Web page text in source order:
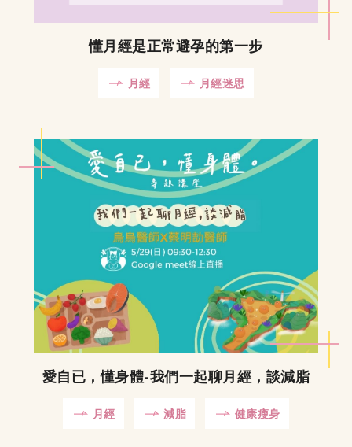
懂月經是正常避孕的第一步
月經 月經迷思
愛自已，懂身體-我們一起聊月經，談減脂
月經 減脂 健康瘦身